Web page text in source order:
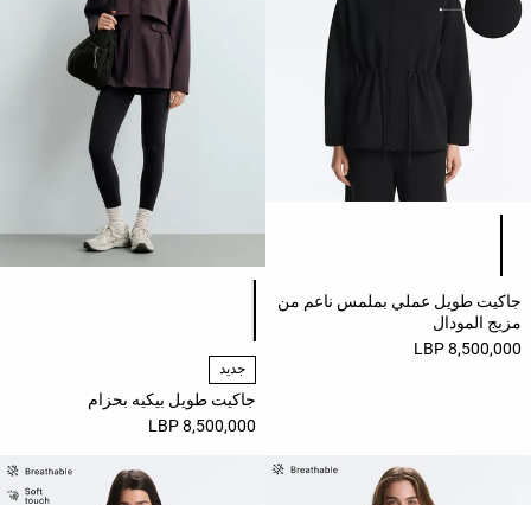
قائمة ألوان المنتج
جاكيت طويل عملي بملمس ناعم من
مزيج المودال
8,500,000 LBP
قائمة ألوان المنتج
جديد
جاكيت طويل بيكيه بحزام
8,500,000 LBP